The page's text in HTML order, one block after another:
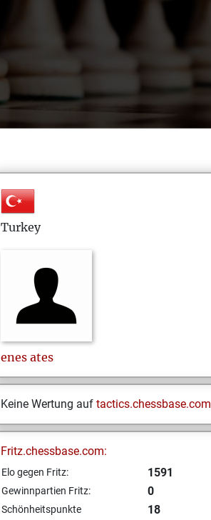
Turkey
enes ates
Keine Wertung auf tactics.chessbase.com
Fritz.chessbase.com:
Elo gegen Fritz: 1591
Gewinnpartien Fritz: 0
Schönheitspunkte
18